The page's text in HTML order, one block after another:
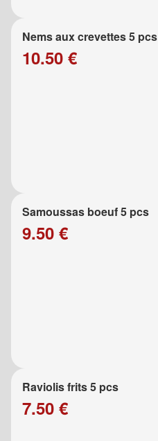
Nems aux crevettes 5 pcs
10.50 €
Samoussas boeuf 5 pcs
9.50 €
Raviolis frits 5 pcs
7.50 €